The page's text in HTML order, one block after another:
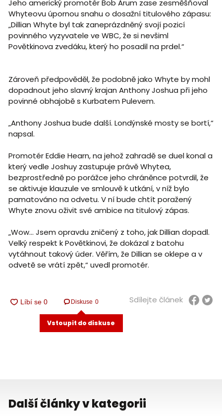
Jeho americký promotér Bob Arum zase zesměšňoval
Whyteovu úpornou snahu o dosažní titulového zápasu:
„Dillian Whyte byl tak zaneprázdněný svojí pozicí
povinného vyzyvatele ve WBC, že si nevšiml
Povětkinova zvedáku, který ho posadil na prdel.“
Zároveň předpověděl, že podobně jako Whyte by mohl
dopadnout jeho slavný krajan Anthony Joshua při jeho
povinné obhajobě s Kurbatem Pulevem.
„Anthony Joshua bude další. Londýnské mosty se bortí,“
napsal.
Promotér Eddie Hearn, na jehož zahradě se duel konal a
který vedle Joshuy zastupuje právě Whytea,
bezprostředně po porážce jeho chráněnce potvrdil, že
se aktivuje klauzule ve smlouvě k utkání, v níž bylo
pamatováno na odvetu. V ní bude chtít poražený
Whyte znovu oživit své ambice na titulový zápas.
„Wow… Jsem opravdu zničený z toho, jak Dillian dopadl.
Velký respekt k Povětkinovi, že dokázal z batohu
vytáhnout takový úder. Věřím, že Dillian se oklepe a v
odvetě se vrátí zpět,“ uvedl promotér.
Diskuse 0
Vstoupit do diskuse
Sdílejte článek
Další články v kategorii